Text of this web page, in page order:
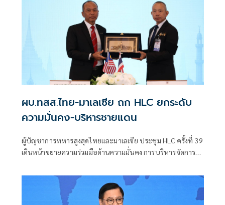
ผบ.ทสส.ไทย-มาเลเซีย ถก HLC ยกระดับ
ความมั่นคง-บริหารชายแดน
ผู้บัญชาการทหารสูงสุดไทยและมาเลเซีย ประชุม HLC ครั้งที่ 39
เดินหน้าขยายความร่วมมือด้านความมั่นคง การบริหารจัดการ